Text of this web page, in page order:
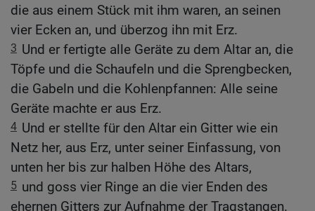
die aus einem Stück mit ihm waren, an seinen
vier Ecken an, und überzog ihn mit Erz.
3 Und er fertigte alle Geräte zu dem Altar an, die
Töpfe und die Schaufeln und die Sprengbecken,
die Gabeln und die Kohlenpfannen: Alle seine
Geräte machte er aus Erz.
4 Und er stellte für den Altar ein Gitter wie ein
Netz her, aus Erz, unter seiner Einfassung, von
unten her bis zur halben Höhe des Altars,
5 und goss vier Ringe an die vier Enden des
ehernen Gitters zur Aufnahme der Tragstangen.